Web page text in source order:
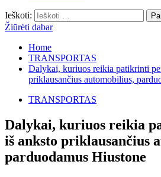
Ieškoti:
Žiūrėti dabar
Home
TRANSPORTAS
Dalykai, kuriuos reikia patikrinti
priklausančius automobilius,
TRANSPORTAS
Dalykai, kuriuos reikia
iš anksto priklausančius
parduodamus Hiustone